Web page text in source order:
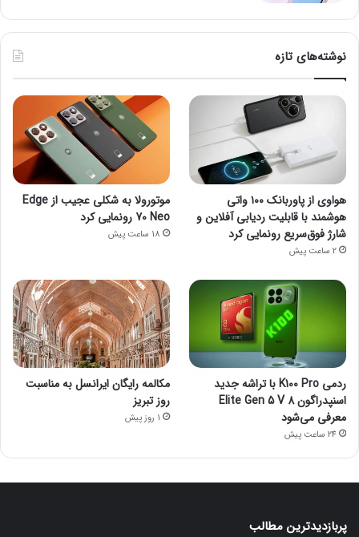
نوشته‌های تازه
هواوی از پاوربانک ۱۰۰ واتی
هوشمند با قابلیت ردیابی آفلاین و
شارژ فوق‌سریع رونمایی کرد
2 ساعت پیش
موتورولا به شکلی عجیب از Edge
70 Neo رونمایی کرد
18 ساعت پیش
ردمی K100 Pro با تراشه جدید
اسنپدراگون 8 Elite Gen 5 V
معرفی می‌شود
24 ساعت پیش
مکالمه رایگان ایرانسل به مناسبت
روز تبریز
1 روز پیش
پربازدیدترین مطالب